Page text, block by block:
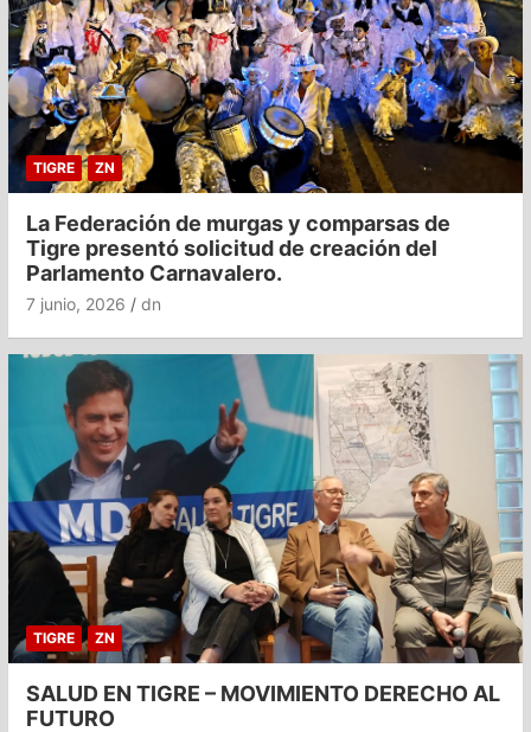
TIGRE ZN
La Federación de murgas y comparsas de
Tigre presentó solicitud de creación del
Parlamento Carnavalero.
7 junio, 2026 dn
TIGRE ZN
SALUD EN TIGRE – MOVIMIENTO DERECHO AL
FUTURO